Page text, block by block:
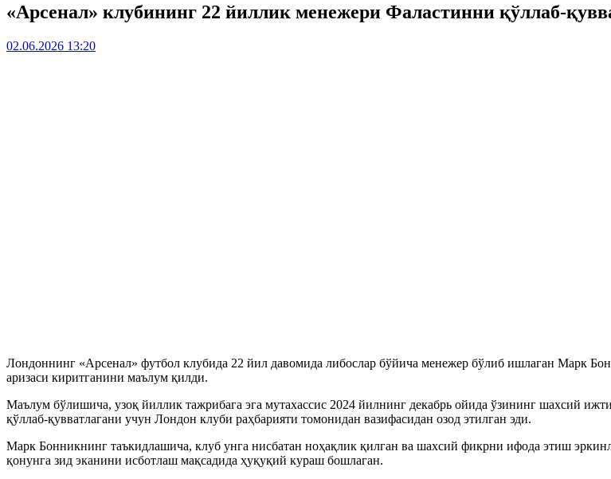
«Арсенал» клубининг 22 йиллик менежери Фаластинни қўллаб-
02.06.2026 13:20
Лондоннинг «Арсенал» футбол клубида 22 йил давомида либослар бўйича менежер бўлиб ишлаган Марк
аризаси киритганини маълум қилди.
Маълум бўлишича, узоқ йиллик тажрибага эга мутахассис 2024 йилнинг декабрь ойида ўзининг шахсий
қўллаб-қувватлагани учун Лондон клуби раҳбарияти томонидан вазифасидан озод этилган эди.
Марк Бонникнинг таъкидлашича, клуб унга нисбатан ноҳақлик қилган ва шахсий фикрни ифода этиш
қонунга зид эканини исботлаш мақсадида ҳуқуқий кураш бошлаган.